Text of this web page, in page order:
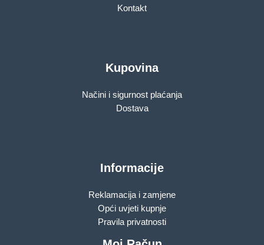
Kontakt
Kupovina
Načini i sigurnost plaćanja
Dostava
Informacije
Reklamacija i zamjene
Opći uvjeti kupnje
Pravila privatnosti